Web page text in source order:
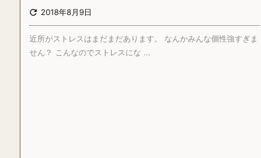
 2018年8月9日
近所がストレスはまだまだあります。 なんかみんな個性強すぎま
せん？ こんなのでストレスにな ...